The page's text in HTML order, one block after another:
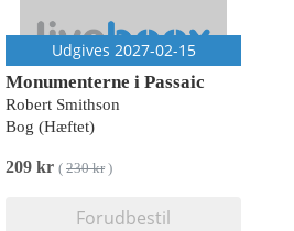
Udgives 2027-02-15
Monumenterne i Passaic
Robert Smithson
Bog (Hæftet)
209 kr ( 230 kr)
Forudbestil